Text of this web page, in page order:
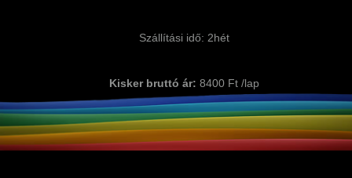
Szállítási idő: 2hét
Kisker bruttó ár: 8400 Ft /lap